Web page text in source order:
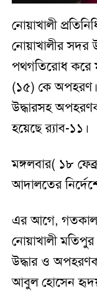
নোয়াখালী
নোয়াখালীর সদর
পথগতিরোধ করে
(১৫) কে
উদ্ধারসহ
হয়েছে র‍্যাব-১১।
মঙ্গলবার( ১৮
আদালতের
এর আগে, গতকাল
নোয়াখালী
উদ্ধার ও
আবুল হোসেন